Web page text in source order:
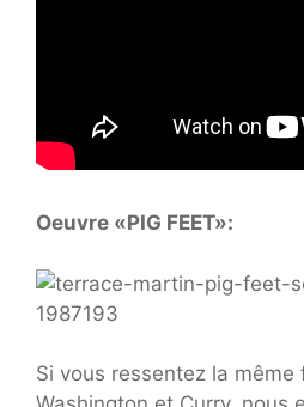
Oeuvre «PIG FEET»:
Si vous ressentez la